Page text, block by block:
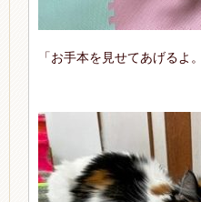
「お手本を見せてあげるよ